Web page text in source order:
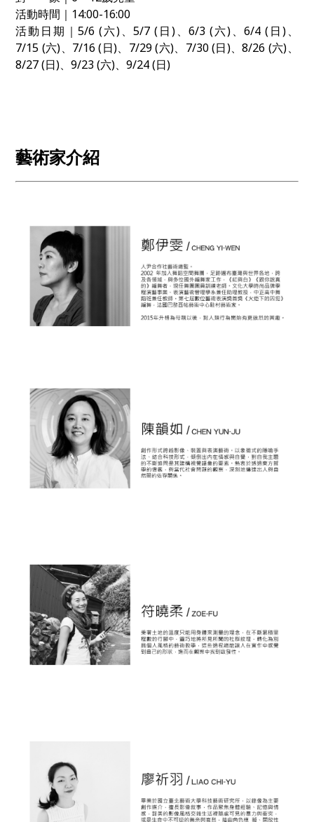
活動時間｜14:00-16:00
活動日期｜5/6 (六)、5/7 (日)、6/3 (六)、6/4 (日)、
7/15 (六)、7/16 (日)、7/29 (六)、7/30 (日)、8/26 (六)、
8/27 (日)、9/23 (六)、9/24 (日)
藝術家介紹